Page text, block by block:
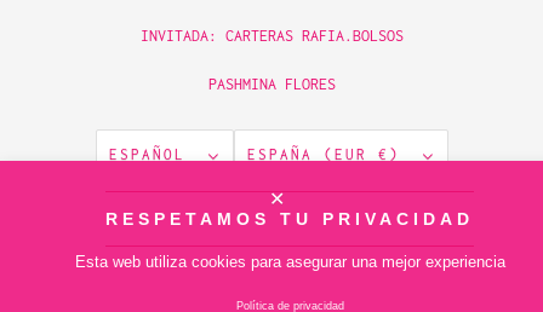
INVITADA: CARTERAS RAFIA.BOLSOS
PASHMINA FLORES
ESPAÑOL ESPAÑA (EUR €)
© 2026piamontemadrid. Tecnología de Shopify
RESPETAMOS TU PRIVACIDAD
Esta web utiliza cookies para asegurar una mejor experiencia
Política de privacidad
✕